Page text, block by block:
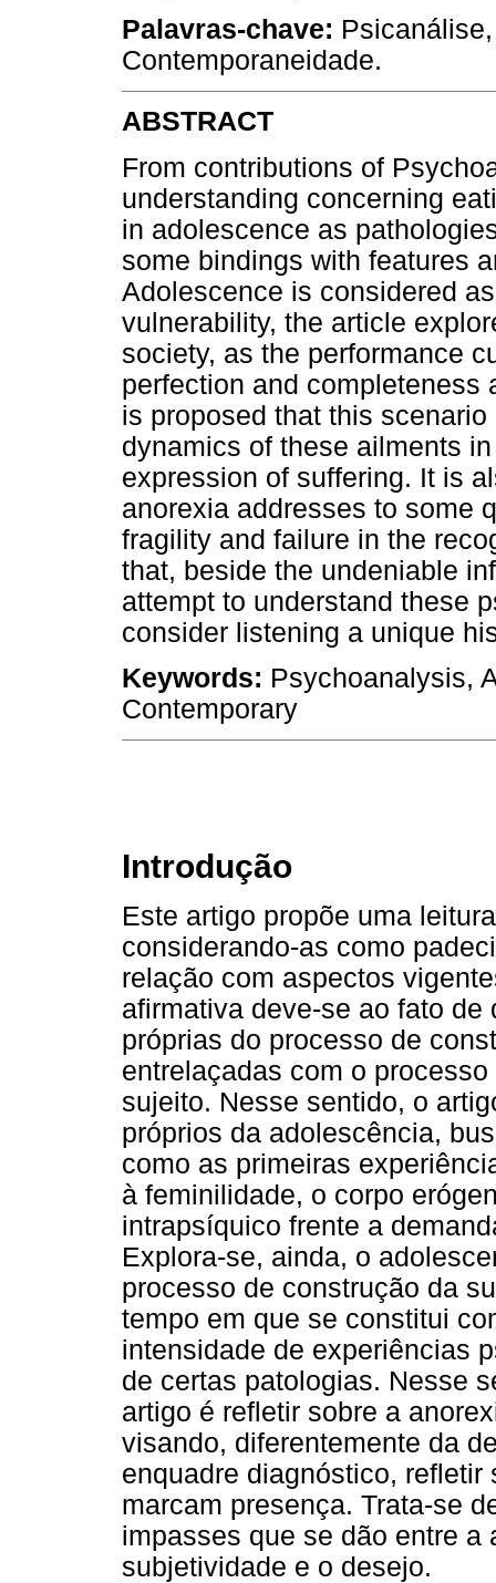
Palavras-chave:
Contemporaneidade.
ABSTRACT
From contributions of
understanding concerning
in adolescence as
some bindings with features
Adolescence is considered
vulnerability, the article
society, as the performance
perfection and completeness
is proposed that this
dynamics of these ailments
expression of suffering. It is
anorexia addresses to some
fragility and failure in the
that, beside the undeniable
attempt to understand these
consider listening a unique
Keywords: Psychoanalysis,
Contemporary
Introdução
Este artigo propõe uma
considerando-as como
relação com aspectos
afirmativa deve-se ao fato
próprias do processo de
entrelaçadas com o
sujeito. Nesse sentido, o
próprios da adolescência,
como as primeiras
à feminilidade, o corpo
intrapsíquico frente a
Explora-se, ainda, o
processo de construção da
tempo em que se constitui
intensidade de experiências
de certas patologias. Nesse
artigo é refletir sobre a
visando, diferentemente da
enquadre diagnóstico,
marcam presença. Trata-se
impasses que se dão entre
subjetividade e o desejo.